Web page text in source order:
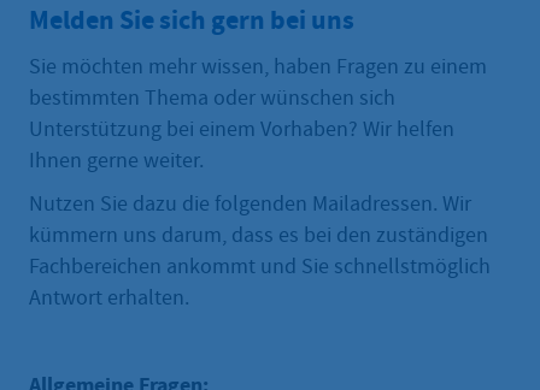
Melden Sie sich gern bei uns
Sie möchten mehr wissen, haben Fragen zu einem
bestimmten Thema oder wünschen sich
Unterstützung bei einem Vorhaben? Wir helfen
Ihnen gerne weiter.
Nutzen Sie dazu die folgenden Mailadressen. Wir
kümmern uns darum, dass es bei den zuständigen
Fachbereichen ankommt und Sie schnellstmöglich
Antwort erhalten.